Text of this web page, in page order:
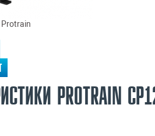
Protrain
PROTRAIN